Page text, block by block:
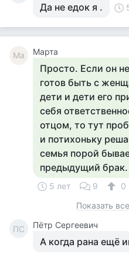
Да не едок я .
Ма Марта
Просто. Если он
готов быть с
дети и дети его
себя
отцом, то тут
и потихоньку
семья порой
предыдущий брак.
5 лет 9
0
Показать
ПС Пётр Сергеевич
А когда рана ещё